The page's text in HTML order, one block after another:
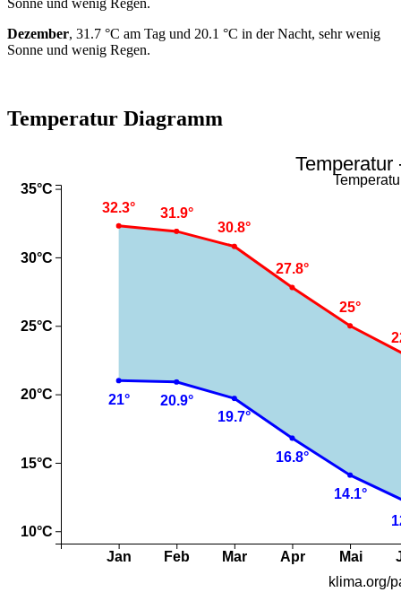
Sonne und wenig Regen.
Dezember, 31.7 °C am Tag und 20.1 °C in der Nacht, sehr wenig
Sonne und wenig Regen.
Temperatur Diagramm